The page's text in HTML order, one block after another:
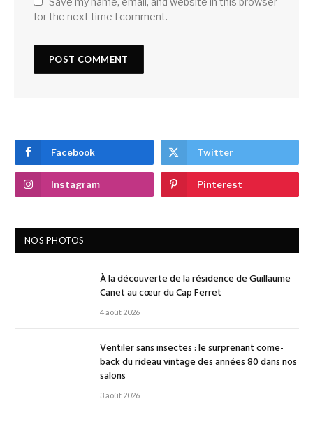
for the next time I comment.
Facebook Twitter
Instagram Pinterest
NOS PHOTOS
À la découverte de la résidence de Guillaume
Canet au cœur du Cap Ferret
4 août 2026
Ventiler sans insectes : le surprenant come-
back du rideau vintage des années 80 dans nos
salons
3 août 2026